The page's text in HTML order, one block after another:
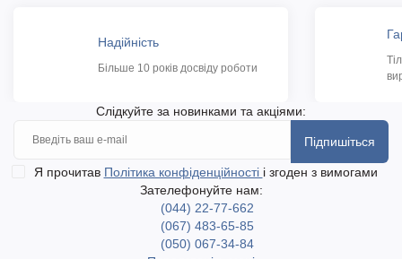
Надійність
Більше 10 років досвіду роботи
Слідкуйте за новинками та акціями:
Підпишіться
Я прочитав Політика конфіденційності і згоден з вимогами
Зателефонуйте нам:
(044) 22-77-662
(067) 483-65-85
(050) 067-34-84